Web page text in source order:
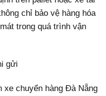
chỉ bảo vệ hàng hóa
trong quá trình vận
gửi
xe chuyển hàng Đà Nẵng